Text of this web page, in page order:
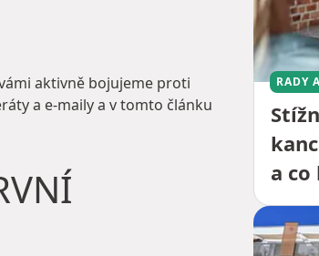
aktivně bojujeme proti
a e-maily a v tomto článku
RADY
a